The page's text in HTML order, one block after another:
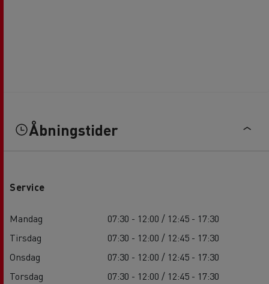
Åbningstider
Service
Mandag
07:30 - 12:00 / 12:45 - 17:30
Tirsdag
07:30 - 12:00 / 12:45 - 17:30
Onsdag
07:30 - 12:00 / 12:45 - 17:30
Torsdag
07:30 - 12:00 / 12:45 - 17:30